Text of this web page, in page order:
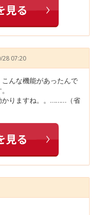
28 07:20
んな機能があったんで
かりますね。。………（省